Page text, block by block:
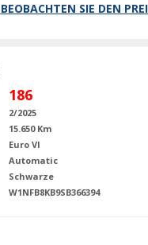
BEOBACHTEN SIE DEN
186
2/2025
15.650 Km
Euro VI
Automatic
Schwarze
W1NFB8KB9SB366394